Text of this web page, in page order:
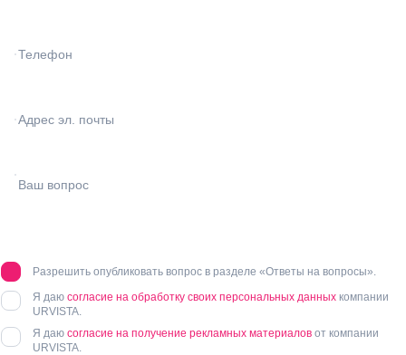
Разрешить опубликовать вопрос в разделе «Ответы на вопросы».
Я даю согласие на обработку своих персональных данных компании
URVISTA.
Я даю согласие на получение рекламных материалов от компании
URVISTA.